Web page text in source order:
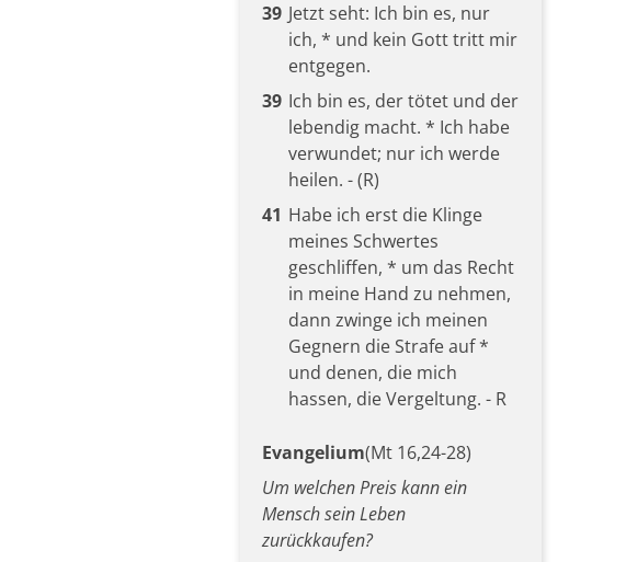
39 Jetzt seht: Ich bin es, nur
ich, * und kein Gott tritt mir
entgegen.
39 Ich bin es, der tötet und der
lebendig macht. * Ich habe
verwundet; nur ich werde
heilen. - (R)
41 Habe ich erst die Klinge
meines Schwertes
geschliffen, * um das Recht
in meine Hand zu nehmen,
dann zwinge ich meinen
Gegnern die Strafe auf *
und denen, die mich
hassen, die Vergeltung. - R
Evangelium(Mt 16,24-28)
Um welchen Preis kann ein
Mensch sein Leben
zurückkaufen?